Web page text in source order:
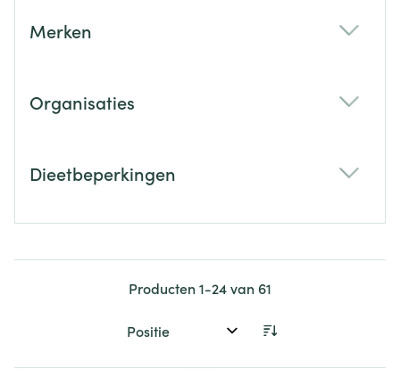
Merken
Organisaties
Dieetbeperkingen
Producten1-24van 61
Sorteer op: